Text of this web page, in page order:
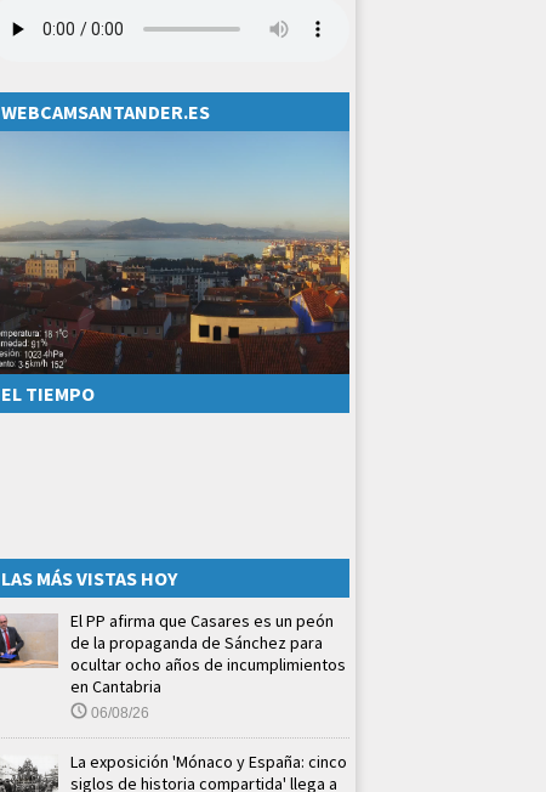
WEBCAMSANTANDER.ES
EL TIEMPO
LAS MÁS VISTAS HOY
El PP afirma que Casares es un peón
de la propaganda de Sánchez para
ocultar ocho años de incumplimientos
en Cantabria
06/08/26
La exposición 'Mónaco y España: cinco
siglos de historia compartida' llega a